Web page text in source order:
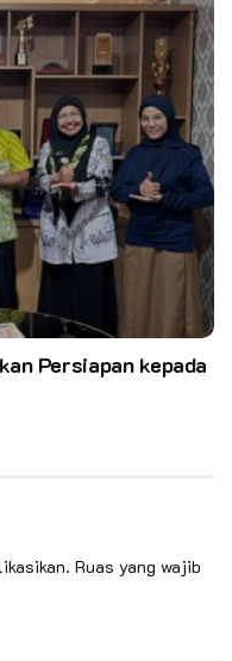
Persiapan kepada
Ruas yang wajib